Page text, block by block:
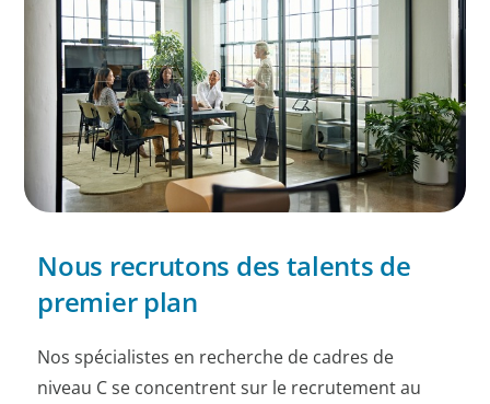
Nous recrutons des talents de
premier plan
Nos spécialistes en recherche de cadres de
niveau C se concentrent sur le recrutement au